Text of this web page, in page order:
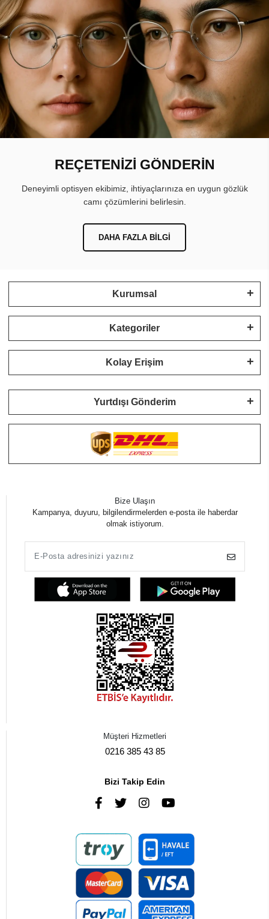
REÇETENİZİ GÖNDERİN
Deneyimli optisyen ekibimiz, ihtiyaçlarınıza en uygun gözlük
camı çözümlerini belirlesin.
DAHA FAZLA BILGI
Kurumsal
Kategoriler
Kolay Erişim
Yurtdışı Gönderim
Bize Ulaşın
Kampanya, duyuru, bilgilendirmelerden e-posta ile haberdar
olmak istiyorum.
Müşteri Hizmetleri
0216 385 43 85
Bizi Takip Edin